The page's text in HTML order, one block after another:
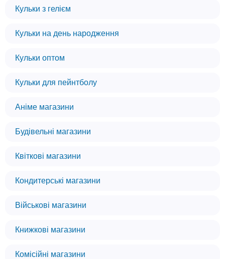
Кульки з гелієм
Кульки на день народження
Кульки оптом
Кульки для пейнтболу
Аніме магазини
Будівельні магазини
Квіткові магазини
Кондитерські магазини
Військові магазини
Книжкові магазини
Комісійні магазини